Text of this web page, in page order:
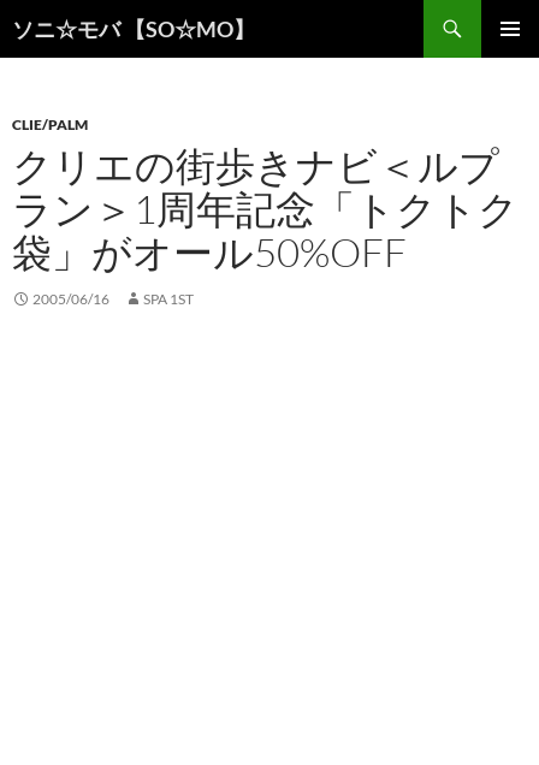
ソニ☆モバ 【SO☆MO】
索
ン
へ
ス
キ
ッ
プ
CLIE/PALM
クリエの街歩きナビ＜ルプ
ラン＞1周年記念「トクトク
袋」がオール50%OFF
2005/06/16 SPA 1ST